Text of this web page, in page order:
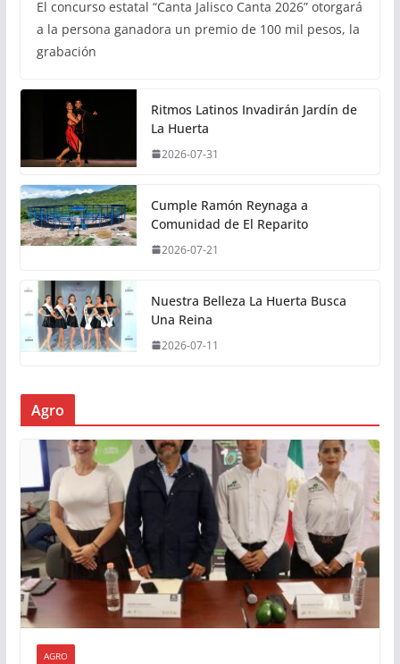
El concurso estatal “Canta Jalisco Canta 2026” otorgará
a la persona ganadora un premio de 100 mil pesos, la
grabación
Ritmos Latinos Invadirán Jardín de
La Huerta
2026-07-31
Cumple Ramón Reynaga a
Comunidad de El Reparito
2026-07-21
Nuestra Belleza La Huerta Busca
Una Reina
2026-07-11
Agro
AGRO